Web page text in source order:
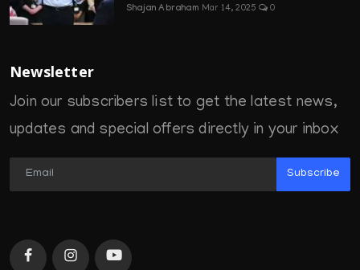
Shajan Abraham Mar 14, 2025 0
Newsletter
Join our subscribers list to get the latest news,
updates and special offers directly in your inbox
Subscribe